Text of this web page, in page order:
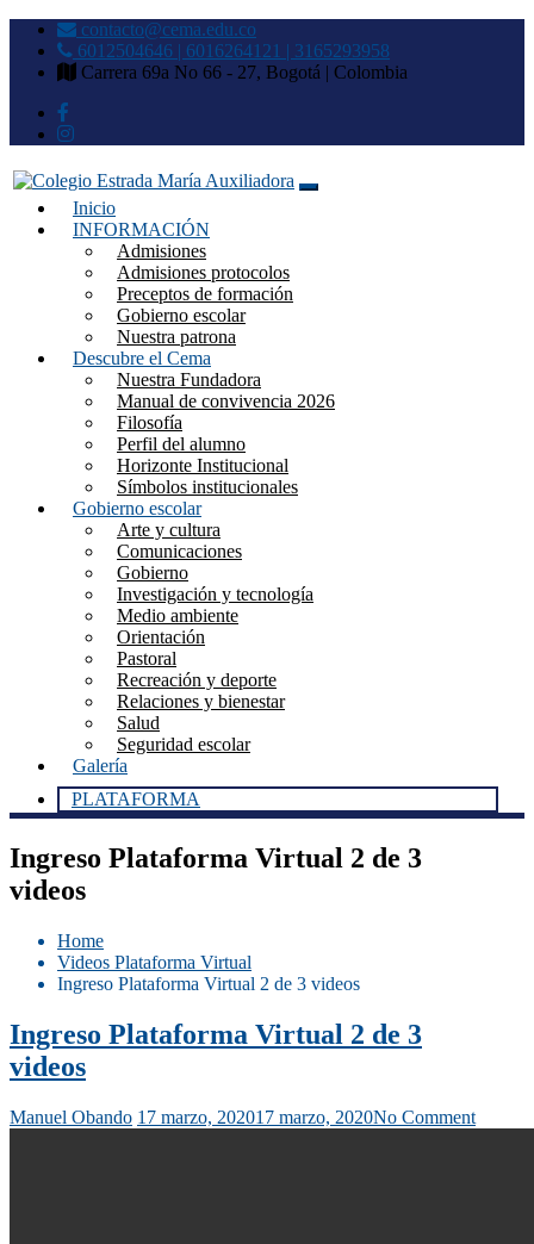
contacto@cema.edu.co
6012504646 | 6016264121 | 3165293958
Carrera 69a No 66 - 27, Bogotá | Colombia
Colegio Estrada María
Auxiliadora
Inicio
INFORMACIÓN
Admisiones
Admisiones protocolos
Preceptos de formación
Gobierno escolar
Nuestra patrona
Descubre el Cema
Nuestra Fundadora
Manual de convivencia 2026
Filosofía
Perfil del alumno
Horizonte Institucional
Símbolos institucionales
Gobierno escolar
Arte y cultura
Comunicaciones
Gobierno
Investigación y tecnología
Medio ambiente
Orientación
Pastoral
Recreación y deporte
Relaciones y bienestar
Salud
Seguridad escolar
Galería
PLATAFORMA
Ingreso Plataforma Virtual 2 de 3
videos
Home
Videos Plataforma Virtual
Ingreso Plataforma Virtual 2 de 3 videos
Ingreso Plataforma Virtual 2 de 3
videos
Manuel Obando 17 marzo, 202017 marzo, 2020No Comment